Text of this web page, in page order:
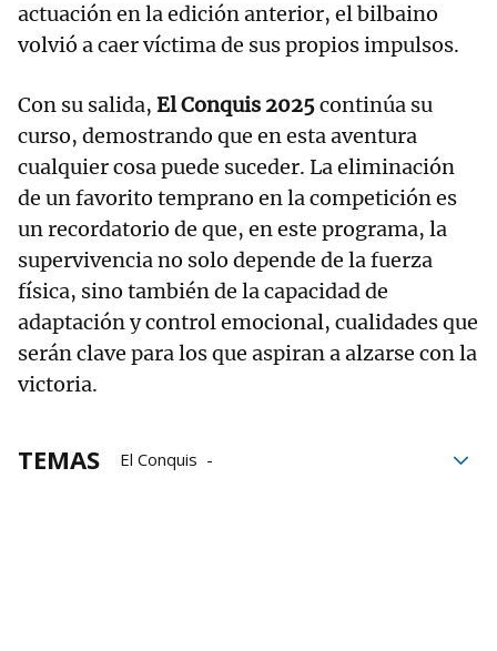
actuación en la edición anterior, el bilbaino
volvió a caer víctima de sus propios impulsos.
Con su salida, El Conquis 2025continúa su
curso, demostrando que en esta aventura
cualquier cosa puede suceder. La eliminación
de un favorito temprano en la competición es
un recordatorio de que, en este programa, la
supervivencia no solo depende de la fuerza
física, sino también de la capacidad de
adaptación y control emocional, cualidades que
serán clave para los que aspiran a alzarse con la
victoria.
TEMAS
El Conquis